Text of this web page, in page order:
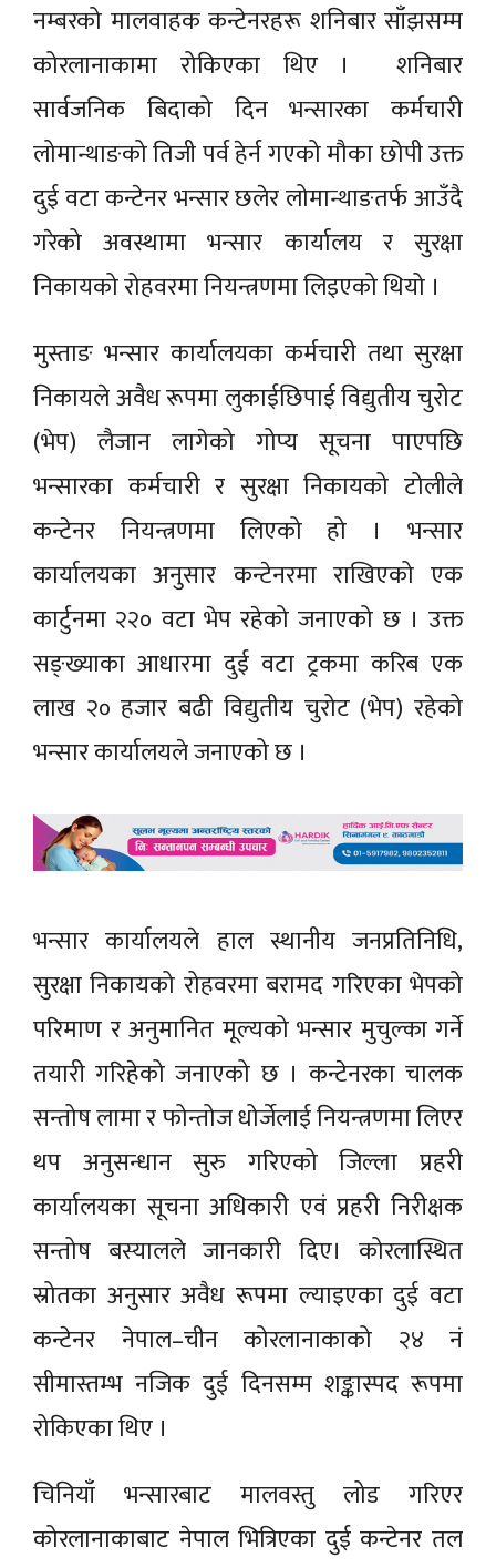
नम्बरको मालवाहक कन्टेनरहरू शनिबार साँझसम्म
कोरलानाकामा रोकिएका थिए । शनिबार
सार्वजनिक बिदाको दिन भन्सारका कर्मचारी
लोमान्थाङको तिजी पर्व हेर्न गएको मौका छोपी उक्त
दुई वटा कन्टेनर भन्सार छलेर लोमान्थाङतर्फ आउँदै
गरेको अवस्थामा भन्सार कार्यालय र सुरक्षा
निकायको रोहवरमा नियन्त्रणमा लिइएको थियो ।
मुस्ताङ भन्सार कार्यालयका कर्मचारी तथा सुरक्षा
निकायले अवैध रूपमा लुकाईछिपाई विद्युतीय चुरोट
(भेप) लैजान लागेको गोप्य सूचना पाएपछि
भन्सारका कर्मचारी र सुरक्षा निकायको टोलीले
कन्टेनर नियन्त्रणमा लिएको हो । भन्सार
कार्यालयका अनुसार कन्टेनरमा राखिएको एक
कार्टुनमा २२० वटा भेप रहेको जनाएको छ । उक्त
सङ्ख्याका आधारमा दुई वटा ट्रकमा करिब एक
लाख २० हजार बढी विद्युतीय चुरोट (भेप) रहेको
भन्सार कार्यालयले जनाएको छ ।
भन्सार कार्यालयले हाल स्थानीय जनप्रतिनिधि,
सुरक्षा निकायको रोहवरमा बरामद गरिएका भेपको
परिमाण र अनुमानित मूल्यको भन्सार मुचुल्का गर्ने
तयारी गरिहेको जनाएको छ । कन्टेनरका चालक
सन्तोष लामा र फोन्तोज धोर्जेलाई नियन्त्रणमा लिएर
थप अनुसन्धान सुरु गरिएको जिल्ला प्रहरी
कार्यालयका सूचना अधिकारी एवं प्रहरी निरीक्षक
सन्तोष बस्यालले जानकारी दिए। कोरलास्थित
स्रोतका अनुसार अवैध रूपमा ल्याइएका दुई वटा
कन्टेनर नेपाल–चीन कोरलानाकाको २४ नं
सीमास्तम्भ नजिक दुई दिनसम्म शङ्कास्पद रूपमा
रोकिएका थिए ।
चिनियाँ भन्सारबाट मालवस्तु लोड गरिएर
कोरलानाकाबाट नेपाल भित्रिएका दुई कन्टेनर तल